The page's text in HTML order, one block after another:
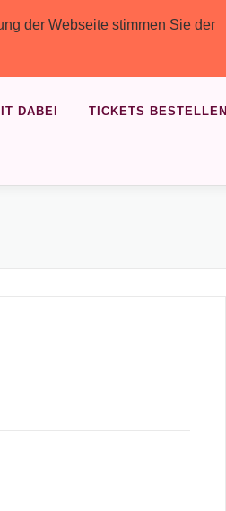
der Webseite stimmen Sie der
DABEI TICKETS BESTELLEN